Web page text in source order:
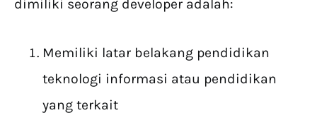
dimiliki seorang developer adalah:
Memiliki latar belakang pendidikan
teknologi informasi atau pendidikan
yang terkait